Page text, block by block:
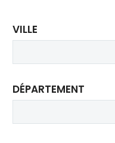
VILLE
DÉPARTEMENT